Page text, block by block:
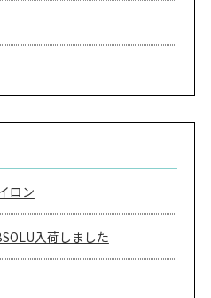
ロン
入荷しました